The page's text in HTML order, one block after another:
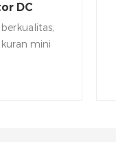
DC
mini